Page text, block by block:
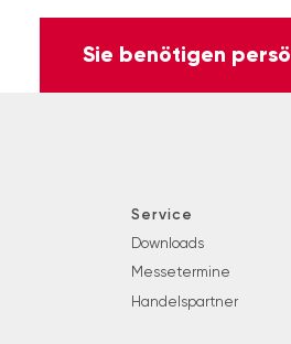
Sie benötigen
Service
Downloads
Messetermine
Handelspartner